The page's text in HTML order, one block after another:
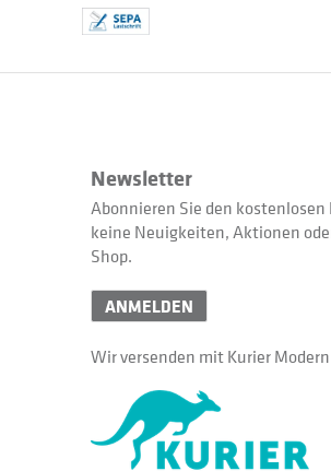
Newsletter
Abonnieren Sie den
keine Neuigkeiten, Aktionen
Shop.
ANMELDEN
Wir versenden mit Kurier